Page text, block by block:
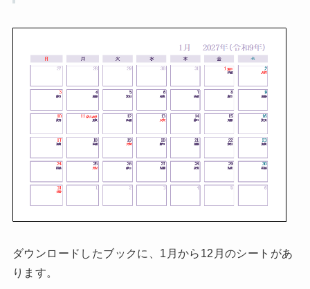
ダウンロードしたブックに、1月から12月のシートがあ
ります。